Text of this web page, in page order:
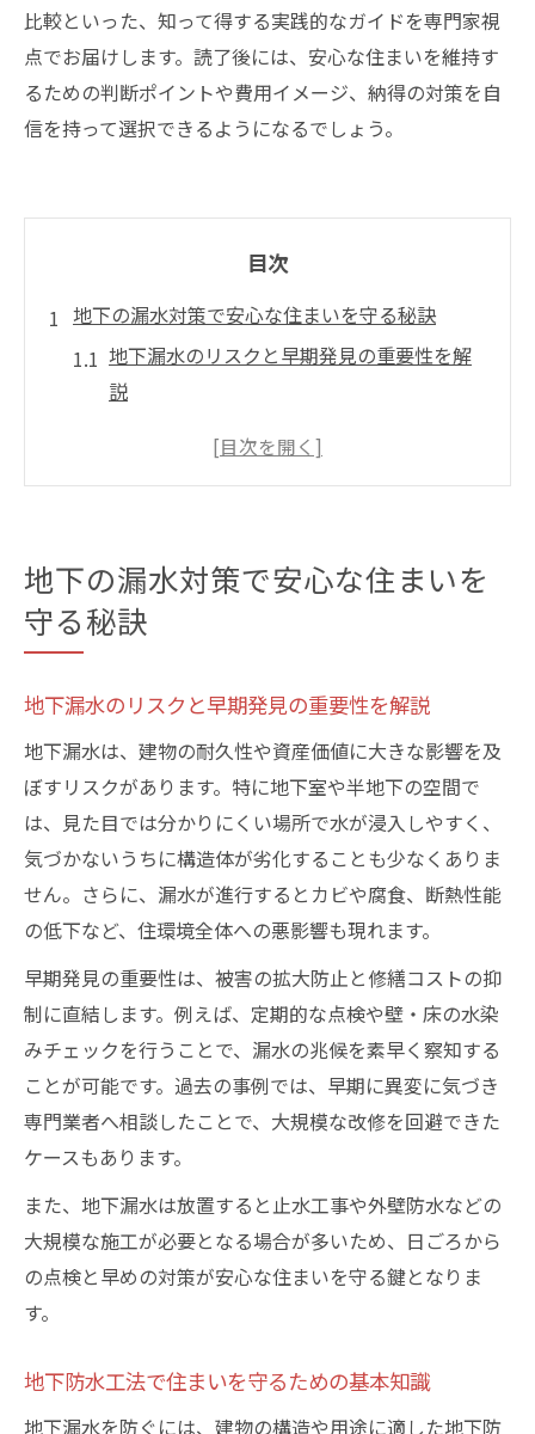
比較といった、知って得する実践的なガイドを専門家視
点でお届けします。読了後には、安心な住まいを維持す
るための判断ポイントや費用イメージ、納得の対策を自
信を持って選択できるようになるでしょう。
目次
地下の漏水対策で安心な住まいを守る秘訣
地下漏水のリスクと早期発見の重要性を解
説
地下防水工法で住まいを守るための基本知
地下コンクリートの水染み対策の実践例紹
介
地下コンクリートの水染み原因と防水工事選び
地下コンクリートの漏水原因を徹底解説
地下漏水を引き起こすひび割れの特徴と対
策
防水工事選びで失敗しないポイントとは
地下漏水にはどんな防水工法が有効か
地下コンクリートの水染みと防水シートの
関係
漏水を防ぐための地下防水工法を徹底解説
地下漏水に強い代表的な防水工法の特徴
地下防水シートの種類と選び方を紹介
地下コンクリート防水の最新技術と効果
ト
地下漏水防止に役立つDIY工法の限界につい
て
止水工事の基本と地下漏水への対応方法
地下漏水発生時に行う止水工事の流れ
地下の漏水対策で安心な住まいを
守る秘訣
地下漏水のリスクと早期発見の重要性を解説
地下漏水は、建物の耐久性や資産価値に大きな影響を及
ぼすリスクがあります。特に地下室や半地下の空間で
は、見た目では分かりにくい場所で水が浸入しやすく、
気づかないうちに構造体が劣化することも少なくありま
せん。さらに、漏水が進行するとカビや腐食、断熱性能
の低下など、住環境全体への悪影響も現れます。
早期発見の重要性は、被害の拡大防止と修繕コストの抑
制に直結します。例えば、定期的な点検や壁・床の水染
みチェックを行うことで、漏水の兆候を素早く察知する
ことが可能です。過去の事例では、早期に異変に気づき
専門業者へ相談したことで、大規模な改修を回避できた
ケースもあります。
また、地下漏水は放置すると止水工事や外壁防水などの
大規模な施工が必要となる場合が多いため、日ごろから
の点検と早めの対策が安心な住まいを守る鍵となりま
す。
地下防水工法で住まいを守るための基本知識
地下漏水を防ぐには、建物の構造や用途に適した地下防